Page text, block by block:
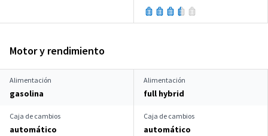
Motor y rendimiento
Alimentación
gasolina
Alimentación
full hybrid
Caja de cambios
automático
Caja de cambios
automático